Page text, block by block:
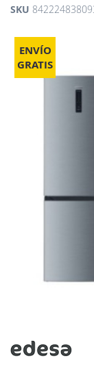
ENVÍO
GRATIS
SKU
Saltar
final
de
Saltar
al